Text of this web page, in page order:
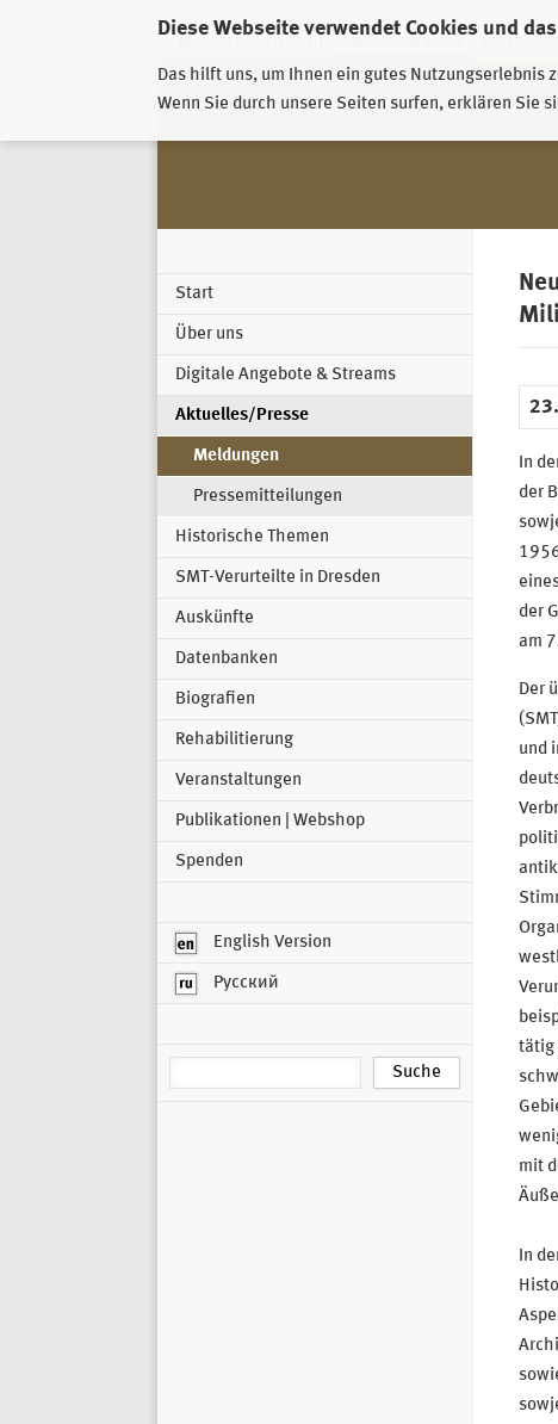
Diese Webseite verwendet Cookies und
Das hilft uns, um Ihnen ein gutes Nutzungserlebnis
Wenn Sie durch unsere Seiten surfen, erklären Sie
Start
Über uns
Digitale Angebote & Streams
Aktuelles/Presse
Meldungen
Pressemitteilungen
Historische Themen
SMT-Verurteilte in Dresden
Auskünfte
Datenbanken
Biografien
Rehabilitierung
Veranstaltungen
Publikationen | Webshop
Spenden
English Version
Русский
In
der
der
am
Der
und
tätig
mit
In